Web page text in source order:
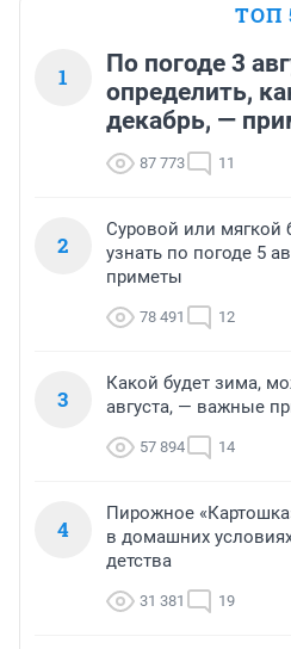
ТОП
1
По погоде 3
определить,
декабрь, —
87 773 11
2
Суровой или мягкой
узнать по погоде 5
приметы
78 491 12
3
Какой будет зима,
августа, — важные
57 894 14
4
Пирожное
в домашних
детства
31 381 19